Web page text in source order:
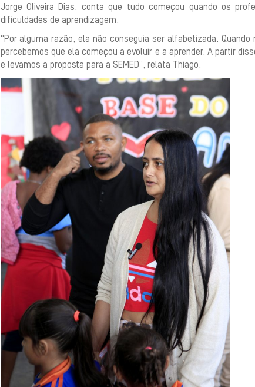
Jorge Oliveira Dias, conta que tudo começou quando os
dificuldades de aprendizagem.
“Por alguma razão, ela não conseguia ser alfabetizada.
percebemos que ela começou a evoluir e a aprender. A partir
e levamos a proposta para a SEMED”, relata Thiago.